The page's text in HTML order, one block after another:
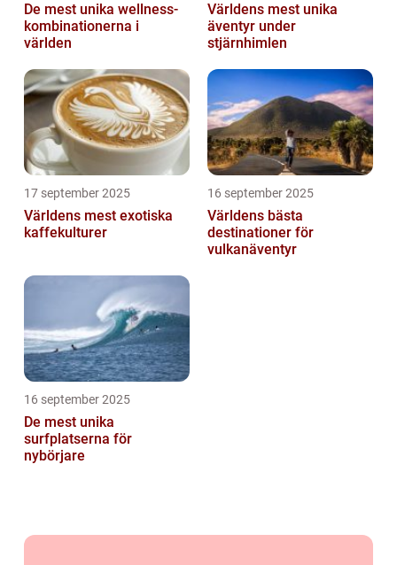
De mest unika wellness-
kombinationerna i
världen
Världens mest unika
äventyr under
stjärnhimlen
17 september 2025
Världens mest exotiska
kaffekulturer
16 september 2025
Världens bästa
destinationer för
vulkanäventyr
16 september 2025
De mest unika
surfplatserna för
nybörjare